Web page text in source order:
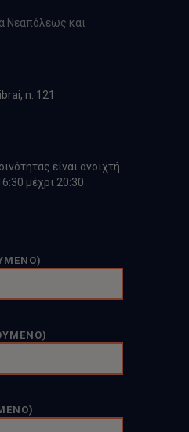
Νεαπόλεως και
n. 121
είναι ανοιχτή
μέχρι 20:30.